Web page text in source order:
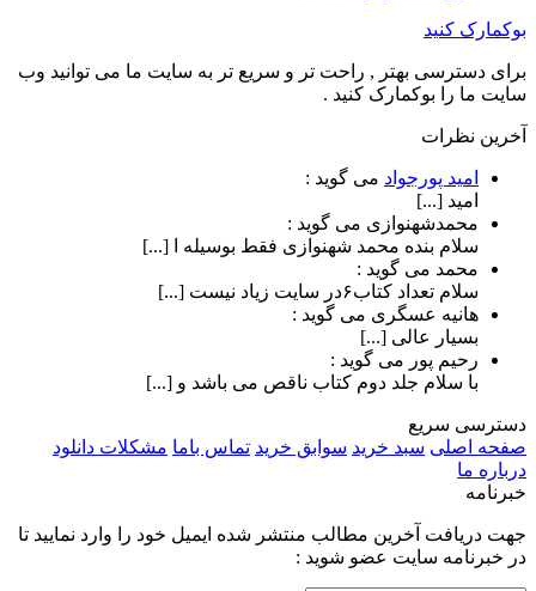
بوکمارک کنید
برای دسترسی بهتر , راحت تر و سریع تر به سایت ما می توانید وب
سایت ما را بوکمارک کنید .
آخرین نظرات
امید پورجواد می گوید :
امید [...]
محمدشهنوازی می گوید :
سلام بنده محمد شهنوازی فقط بوسیله ا [...]
محمد می گوید :
سلام تعداد کتاب۶در سایت زیاد نیست [...]
هانیه عسگری می گوید :
بسیار عالی [...]
رحیم پور می گوید :
با سلام جلد دوم کتاب ناقص می باشد و [...]
دسترسی سریع
صفحه اصلی سبد خرید سوابق خرید تماس باما مشکلات دانلود
درباره ما
خبرنامه
جهت دریافت آخرین مطالب منتشر شده ایمیل خود را وارد نمایید تا
در خبرنامه سایت عضو شوید :